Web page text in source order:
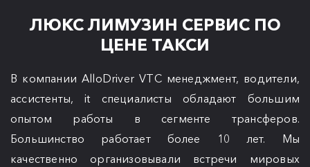
ЛЮКС ЛИМУЗИН СЕРВИС ПО
ЦЕНЕ ТАКСИ
В компании AlloDriver VTC менеджмент, водители,
ассистенты, it специалисты обладают большим
опытом работы в сегменте трансферов.
Большинство работает более 10 лет. Мы
качественно организовывали встречи мировых